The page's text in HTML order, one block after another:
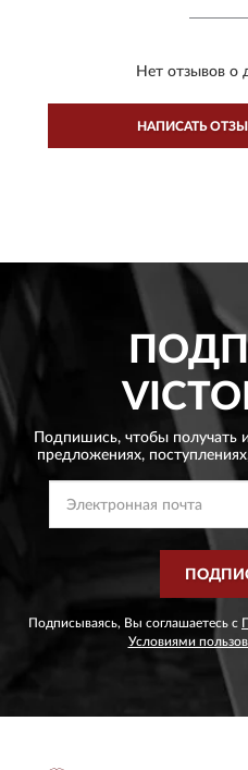
Нет отзывов о
НАПИСАТЬ
Подпишись, чтобы
предложениях,
Подписываясь, Вы соглашаетесь с
Условиями